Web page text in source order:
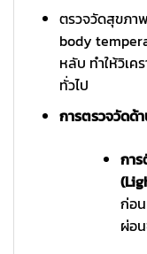
ตรวจวัดสุขภา
body
หลับ ทำให้วิเค
ทั่วไป
การตรวจวัดด้
กา
ก่อ
ผ่อ